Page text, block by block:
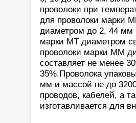
проволоки при
для проволоки марки
диаметром до 2, 44 мм
марки МТ диаметром
проволоки марки ММ
составляет не менее
35%.Проволока
мм и массой не до 3200
проводов, кабелей, а
изготавливается для